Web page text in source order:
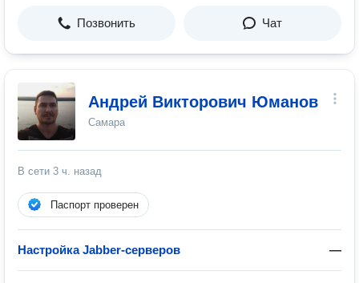
Позвонить Чат
Андрей Викторович Юманов
Самара
В сети 3 ч. назад
Паспорт проверен
Настройка Jabber-серверов —